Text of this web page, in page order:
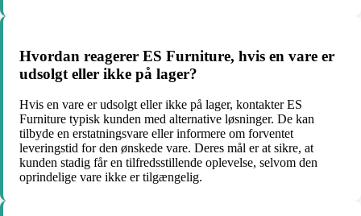
Hvordan reagerer ES Furniture, hvis en vare er
udsolgt eller ikke på lager?
Hvis en vare er udsolgt eller ikke på lager, kontakter ES
Furniture typisk kunden med alternative løsninger. De kan
tilbyde en erstatningsvare eller informere om forventet
leveringstid for den ønskede vare. Deres mål er at sikre, at
kunden stadig får en tilfredsstillende oplevelse, selvom den
oprindelige vare ikke er tilgængelig.